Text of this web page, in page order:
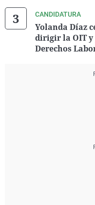
CANDIDATURA
Yolanda Díaz
dirigir la OIT y
Derechos